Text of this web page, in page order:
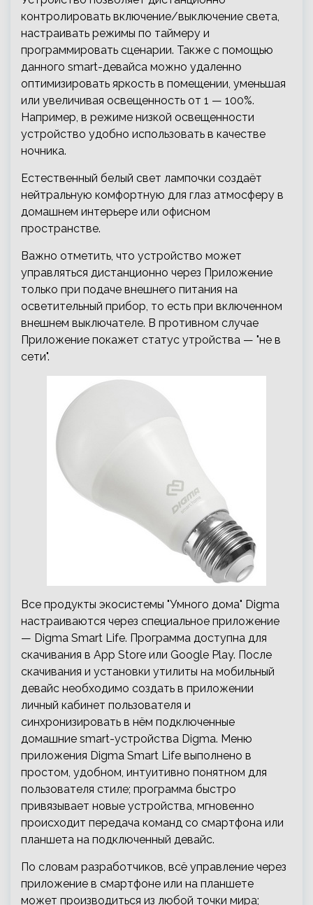
контролировать включение/выключение света,
настраивать режимы по таймеру и
программировать сценарии. Также с помощью
данного smart-девайса можно удаленно
оптимизировать яркость в помещении, уменьшая
или увеличивая освещенность от 1 — 100%.
Например, в режиме низкой освещенности
устройство удобно использовать в качестве
ночника.
Естественный белый свет лампочки создаёт
нейтральную комфортную для глаз атмосферу в
домашнем интерьере или офисном
пространстве.
Важно отметить, что устройство может
управляться дистанционно через Приложение
только при подаче внешнего питания на
осветительный прибор, то есть при включенном
внешнем выключателе. В противном случае
Приложение покажет статус утройства — "не в
сети".
Все продукты экосистемы "Умного дома" Digma
настраиваются через специальное приложение
— Digma Smart Life. Программа доступна для
скачивания в App Store или Google Play. После
скачивания и установки утилиты на мобильный
девайс необходимо создать в приложении
личный кабинет пользователя и
синхронизировать в нём подключенные
домашние smart-устройства Digma. Меню
приложения Digma Smart Life выполнено в
простом, удобном, интуитивно понятном для
пользователя стиле; программа быстро
привязывает новые устройства, мгновенно
происходит передача команд со смартфона или
планшета на подключенный девайс.
По словам разработчиков, всё управление через
приложение в смартфоне или на планшете
может производиться из любой точки мира;